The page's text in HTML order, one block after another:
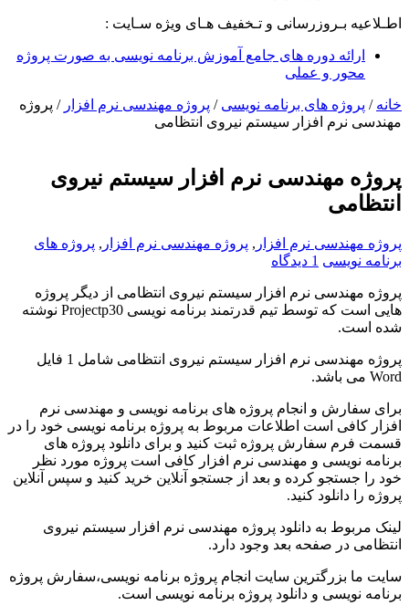
اطـلاعیه بـروزرسانی و تـخفیف هـای ویژه سـایت :
ارائه دوره های جامع آموزش برنامه نویسی به صورت پروژه
محور و عملی
خانه / پروژه های برنامه نویسی / پروژه مهندسی نرم افزار / پروژه
مهندسی نرم افزار سیستم نیروی انتظامی
پروژه مهندسی نرم افزار سیستم نیروی
انتظامی
پروژه مهندسی نرم افزار , پروژه مهندسی نرم افزار , پروژه های
برنامه نویسی 1 دیدگاه
پروژه مهندسی نرم افزار سیستم نیروی انتظامی از دیگر پروژه
هایی است که توسط تیم قدرتمند برنامه نویسی Projectp30 نوشته
شده است.
پروژه مهندسی نرم افزار سیستم نیروی انتظامی شامل 1 فایل
Word می باشد.
برای سفارش و انجام پروژه های برنامه نویسی و مهندسی نرم
افزار کافی است اطلاعات مربوط به پروژه برنامه نویسی خود را در
قسمت فرم سفارش پروژه ثبت کنید و برای دانلود پروژه های
برنامه نویسی و مهندسی نرم افزار کافی است پروژه مورد نظر
خود را جستجو کرده و بعد از جستجو آنلاین خرید کنید و سپس آنلاین
پروژه را دانلود کنید.
لینک مربوط به دانلود پروژه مهندسی نرم افزار سیستم نیروی
انتظامی در صفحه بعد وجود دارد.
سایت ما بزرگترین سایت انجام پروژه برنامه نویسی،سفارش پروژه
برنامه نویسی و دانلود پروژه برنامه نویسی است.